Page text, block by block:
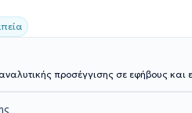
προσέγγισης σε εφήβους και